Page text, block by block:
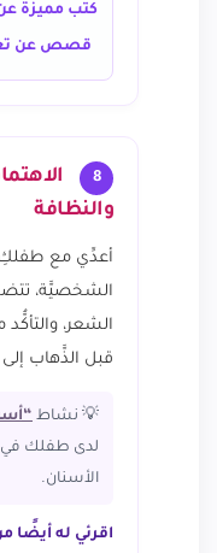
كتب مميزة
قصص عن
8
والنظافة
أعدِّي مع طفلكِ
الشخصيَّة،
الشعر،
قبل الذَّهاب
💡 نشاط
لدى طفلك في
الأسنان.
اقرئي له